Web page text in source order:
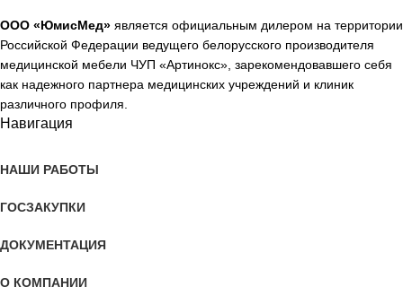
ООО «ЮмисМед» является официальным дилером на территории
Российской Федерации ведущего белорусского производителя
медицинской мебели ЧУП «Артинокс», зарекомендовавшего себя
как надежного партнера медицинских учреждений и клиник
различного профиля.
Навигация
НАШИ РАБОТЫ
ГОСЗАКУПКИ
ДОКУМЕНТАЦИЯ
О КОМПАНИИ